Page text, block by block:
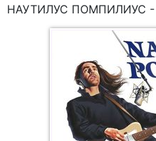
НАУТИЛУС ПОМПИЛИУС -